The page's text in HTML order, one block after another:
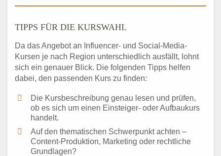
TIPPS FÜR DIE KURSWAHL
Da das Angebot an Influencer- und Social-Media-
Kursen je nach Region unterschiedlich ausfällt, lohnt
sich ein genauer Blick. Die folgenden Tipps helfen
dabei, den passenden Kurs zu finden:
Die Kursbeschreibung genau lesen und prüfen,
ob es sich um einen Einsteiger- oder Aufbaukurs
handelt.
Auf den thematischen Schwerpunkt achten –
Content-Produktion, Marketing oder rechtliche
Grundlagen?